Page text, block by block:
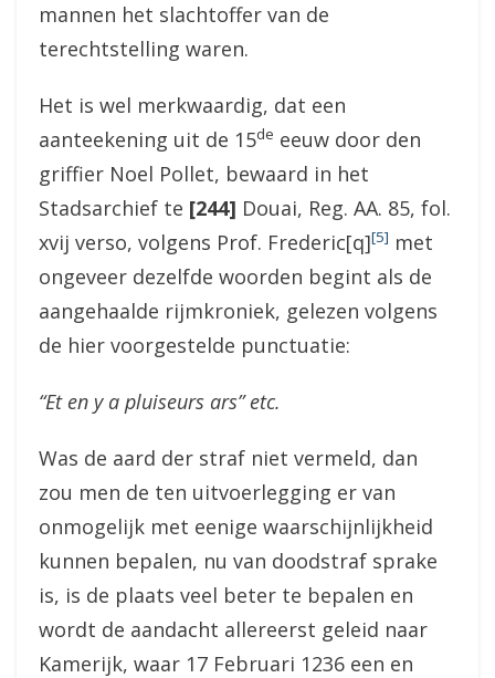
mannen het slachtoffer van de
terechtstelling waren.
Het is wel merkwaardig, dat een
aanteekening uit de 15de eeuw door den
griffier Noel Pollet, bewaard in het
Stadsarchief te [244] Douai, Reg. AA. 85, fol.
xvij verso, volgens Prof. Frederic[q][5] met
ongeveer dezelfde woorden begint als de
aangehaalde rijmkroniek, gelezen volgens
de hier voorgestelde punctuatie:
“Et en y a pluiseurs ars” etc.
Was de aard der straf niet vermeld, dan
zou men de ten uitvoerlegging er van
onmogelijk met eenige waarschijnlijkheid
kunnen bepalen, nu van doodstraf sprake
is, is de plaats veel beter te bepalen en
wordt de aandacht allereerst geleid naar
Kamerijk, waar 17 Februari 1236 een en